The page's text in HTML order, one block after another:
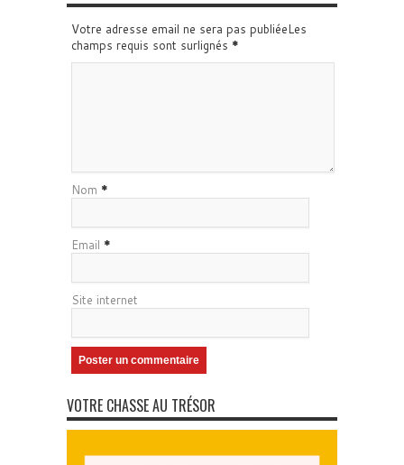
Votre adresse email ne sera pas publiéeLes
champs requis sont surlignés *
Nom *
Email *
Site internet
VOTRE CHASSE AU TRÉSOR